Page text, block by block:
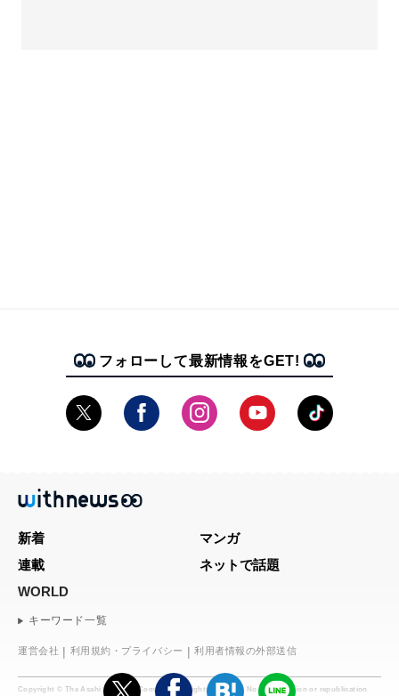
フォローして最新情報をGET!
Copyright © The Asahi Shimbun Company. All rights reserved. No reproduction or republication
新着
マンガ
連載
ネットで話題
WORLD
キーワード一覧
運営会社 利用規約・プライバシー 利用者情報の外部送信